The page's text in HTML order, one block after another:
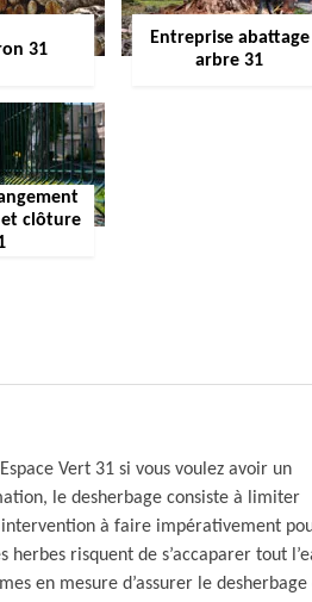
31
Entreprise abattage
arbre 31
clôture
Vert 31 si vous voulez avoir un
le desherbage consiste à limiter
intervention à faire impérativement
risquent de s’accaparer tout
en mesure d’assurer le desherbage